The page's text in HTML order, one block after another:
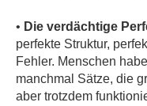
• Die verdächtige
perfekte Struktur,
Fehler. Menschen
manchmal Sätze, die
aber trotzdem